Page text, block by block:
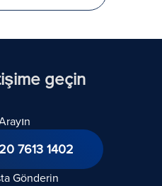
Göç Etmesi
geçin
7613 1402
Gönderin